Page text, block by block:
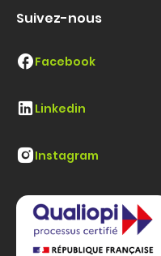
Suivez-nous
Facebook
Linkedin
Instagram